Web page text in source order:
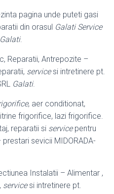
pagina unde puteti gasi
din orasul Galati Service
.
Reparatii, Antrepozite –
servicesi intretinere pt.
Galati.
, aer conditionat,
frigorifice, lazi frigorifice.
reparatii si servicepentru
sevicii MIDORADA-
Instalatii – Alimentar ,
servicesi intretinere pt.